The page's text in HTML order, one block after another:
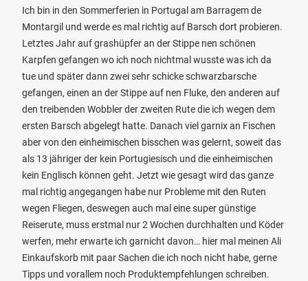
Ich bin in den Sommerferien in Portugal am Barragem de
Montargil und werde es mal richtig auf Barsch dort probieren.
Letztes Jahr auf grashüpfer an der Stippe nen schönen
Karpfen gefangen wo ich noch nichtmal wusste was ich da
tue und später dann zwei sehr schicke schwarzbarsche
gefangen, einen an der Stippe auf nen Fluke, den anderen auf
den treibenden Wobbler der zweiten Rute die ich wegen dem
ersten Barsch abgelegt hatte. Danach viel garnix an Fischen
aber von den einheimischen bisschen was gelernt, soweit das
als 13 jähriger der kein Portugiesisch und die einheimischen
kein Englisch können geht. Jetzt wie gesagt wird das ganze
mal richtig angegangen habe nur Probleme mit den Ruten
wegen Fliegen, deswegen auch mal eine super günstige
Reiserute, muss erstmal nur 2 Wochen durchhalten und Köder
werfen, mehr erwarte ich garnicht davon… hier mal meinen Ali
Einkaufskorb mit paar Sachen die ich noch nicht habe, gerne
Tipps und vorallem noch Produktempfehlungen schreiben.